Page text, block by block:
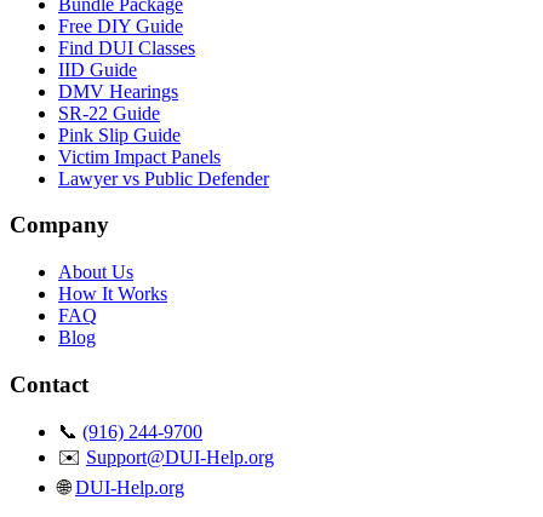
Free DIY Guide
Find DUI Classes
IID Guide
DMV Hearings
SR-22 Guide
Pink Slip Guide
Victim Impact Panels
Lawyer vs Public Defender
Company
About Us
How It Works
FAQ
Blog
Contact
📞 (916) 244-9700
✉️ Support@DUI-Help.org
🌐DUI-Help.org